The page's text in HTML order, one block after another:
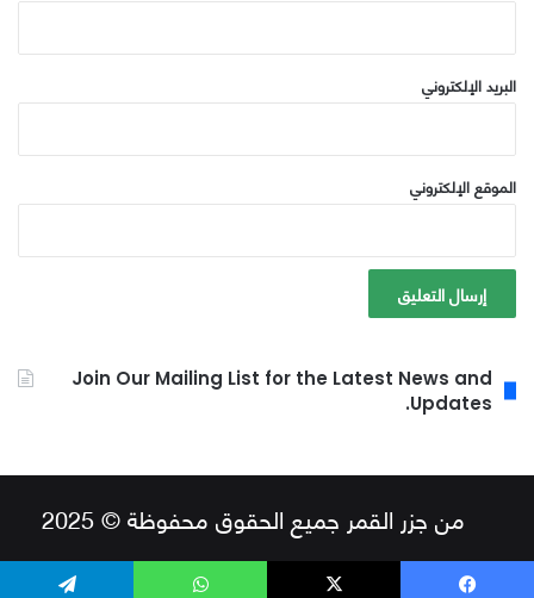
البريد الإلكتروني
الموقع الإلكتروني
Join Our Mailing List for the Latest News and
Updates.
من جزر القمر جميع الحقوق محفوظة © 2025